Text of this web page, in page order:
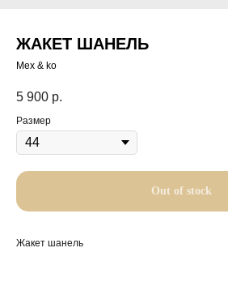
ЖАКЕТ ШАНЕЛЬ
Mex & ko
5 900 р.
Размер
Out of stock
Жакет шанель